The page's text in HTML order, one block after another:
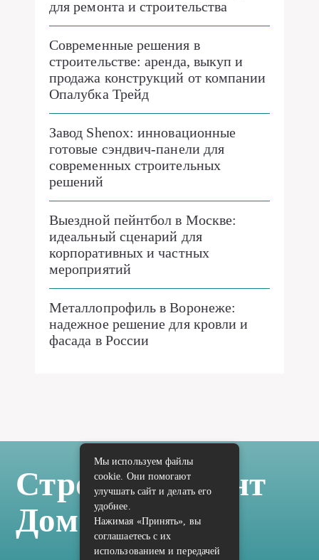
для ремонта и строительства
Современные решения в
строительстве: аренда, выкуп и
продажа конструкций от компании
Опалубка Трейд
Завод Shenox: инновационные
готовые сэндвич-панели для
современных строительных
решений
Выездной пейнтбол в Москве:
идеальный сценарий для
корпоративных и частных
мероприятий
Металлопрофиль в Воронеже:
надежное решение для кровли и
фасада в России
Стройка Ремонт
Дом Отделка
Мы используем файлы
cookie. Они помогают
улучшать сайт и делать его
удобнее.
Нажимая «Принять», вы
соглашаетесь с их
использованием и передачей